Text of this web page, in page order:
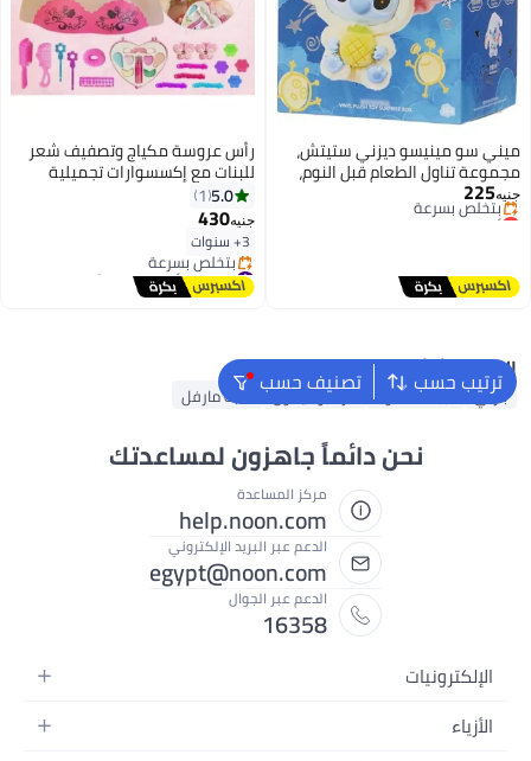
ميني سو مينيسو ديزني ستيتش،
مجموعة تناول الطعام قبل النوم،
لعبة فينيل قطيفة، صندوق مفاجآت،
تصميم عشوائي، لعبة صندوق
واحدة عشوائية)
جنيه225
أقل سعر في 7 يوم
توصيل مجاني
رأس عروسة مكياج وتصفيف شعر
للبنات مع إكسسوارات تجميلية
متنوعة
5.0
1
جنيه430
3+ سنوات
#20 في ألعاب دمى الأطفال
توصيل مجاني
بتخلّص بسرعة
ترتيب حسب تصنيف حسب البحث الشائع
باربي دببة محشوة كرة بوكيمون لعبة مارفل
نحن دائماً جاهزون لمساعدتك
مركز المساعدة
help.noon.com
الدعم عبر البريد الإلكتروني
egypt@noon.com
الدعم عبر الجوال
16358
الإلكترونيات
الهواتف المتحركة
الأزياء